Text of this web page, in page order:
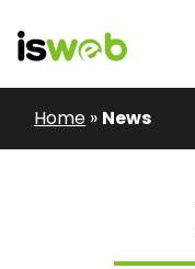
Home » News